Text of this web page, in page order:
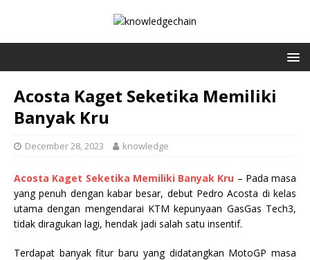
Acosta Kaget Seketika Memiliki
Banyak Kru
December 28, 2023 knowledge
Acosta Kaget Seketika Memiliki Banyak Kru – Pada masa
yang penuh dengan kabar besar, debut Pedro Acosta di kelas
utama dengan mengendarai KTM kepunyaan GasGas Tech3,
tidak diragukan lagi, hendak jadi salah satu insentif.
Terdapat banyak fitur baru yang didatangkan MotoGP masa